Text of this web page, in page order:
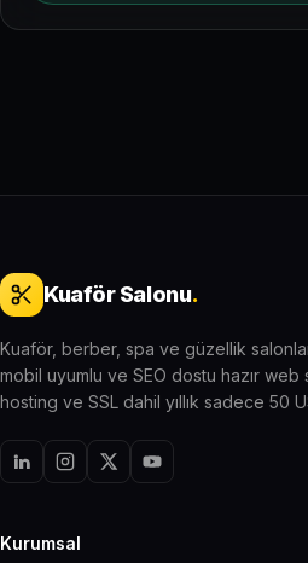
Kuaför Salonu.
Kuaför, berber, spa ve güzellik
mobil uyumlu ve SEO dostu hazır web
hosting ve SSL dahil yıllık sadece 50
Kurumsal